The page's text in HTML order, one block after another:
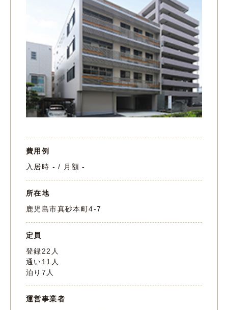
費用例
入居時 - / 月額 -
所在地
鹿児島市真砂本町4-7
定員
登録22人
通い11人
泊り7人
運営事業者